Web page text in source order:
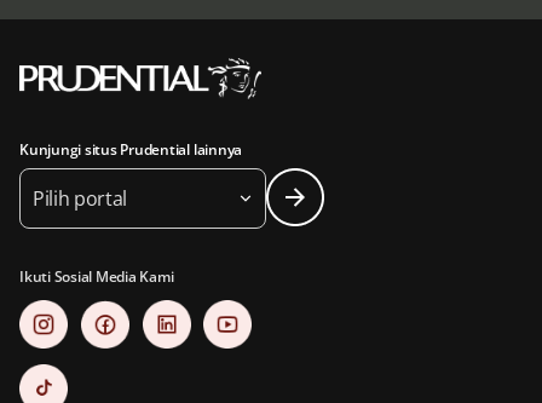
Kunjungi situs Prudential lainnya
Pilih portal
Ikuti Sosial Media Kami